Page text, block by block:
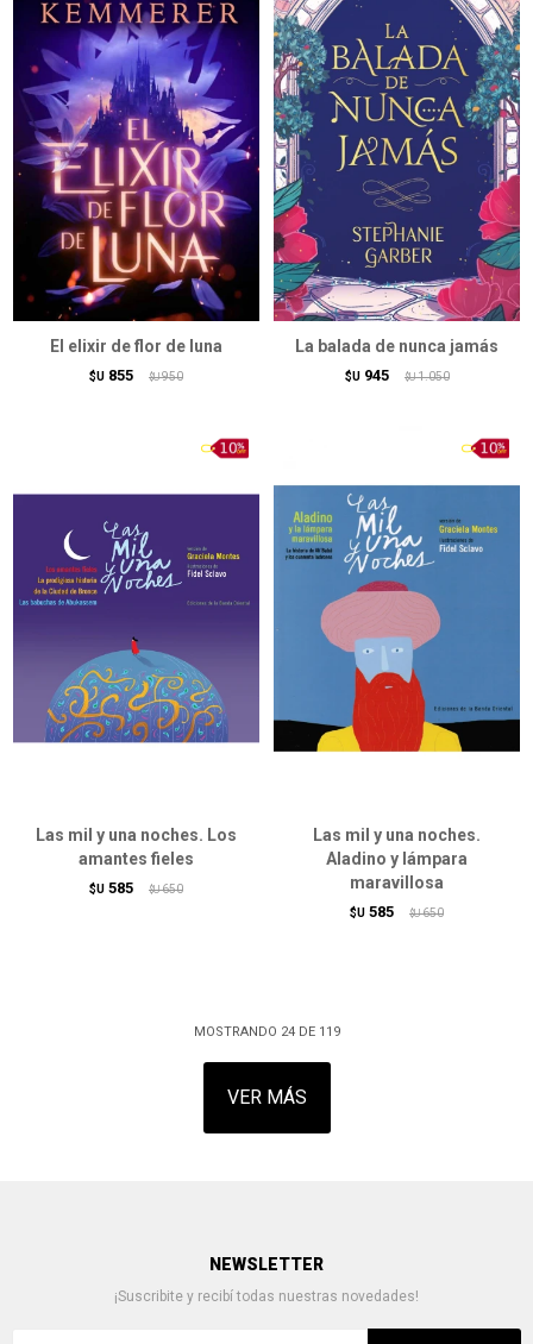
El elixir de flor de luna
$U 855 $U 950
La balada de nunca jamás
$U 945 $U 1.050
Las mil y una noches. Los
amantes fieles
$U 585 $U 650
Las mil y una noches.
Aladino y lámpara
maravillosa
$U 585 $U 650
MOSTRANDO 24DE 119
VER MÁS
NEWSLETTER
¡Suscribite y recibí todas nuestras novedades!